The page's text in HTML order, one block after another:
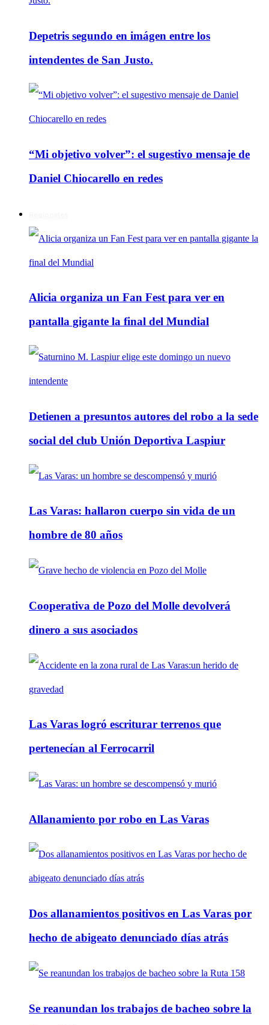
Depetris segundo en imágen entre los
intendentes de San Justo.
“Mi objetivo volver”: el sugestivo mensaje de
Daniel Chiocarello en redes
Alicia organiza un Fan Fest para ver en
pantalla gigante la final del Mundial
Detienen a presuntos autores del robo a la sede
social del club Unión Deportiva Laspiur
Las Varas: hallaron cuerpo sin vida de un
hombre de 80 años
Cooperativa de Pozo del Molle devolverá
dinero a sus asociados
Las Varas logró escriturar terrenos que
pertenecían al Ferrocarril
Allanamiento por robo en Las Varas
Dos allanamientos positivos en Las Varas por
hecho de abigeato denunciado días atrás
Se reanundan los trabajos de bacheo sobre la